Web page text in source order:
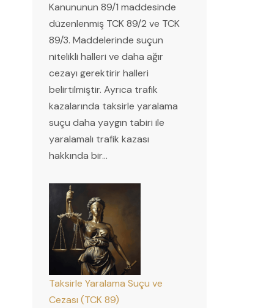
Kanununun 89/1 maddesinde
düzenlenmiş TCK 89/2 ve TCK
89/3. Maddelerinde suçun
nitelikli halleri ve daha ağır
cezayı gerektirir halleri
belirtilmiştir. Ayrıca trafik
kazalarında taksirle yaralama
suçu daha yaygın tabiri ile
yaralamalı trafik kazası
hakkında bir…
Taksirle Yaralama Suçu ve
Cezası (TCK 89)